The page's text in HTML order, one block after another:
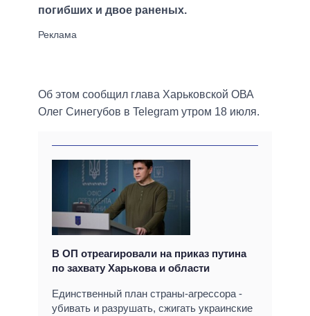
погибших и двое раненых.
Об этом сообщил глава Харьковской ОВА
Олег Синегубов в Telegram утром 18 июля.
В ОП отреагировали на приказ путина
по захвату Харькова и области
Единственный план страны-агрессора -
убивать и разрушать, сжигать украинские